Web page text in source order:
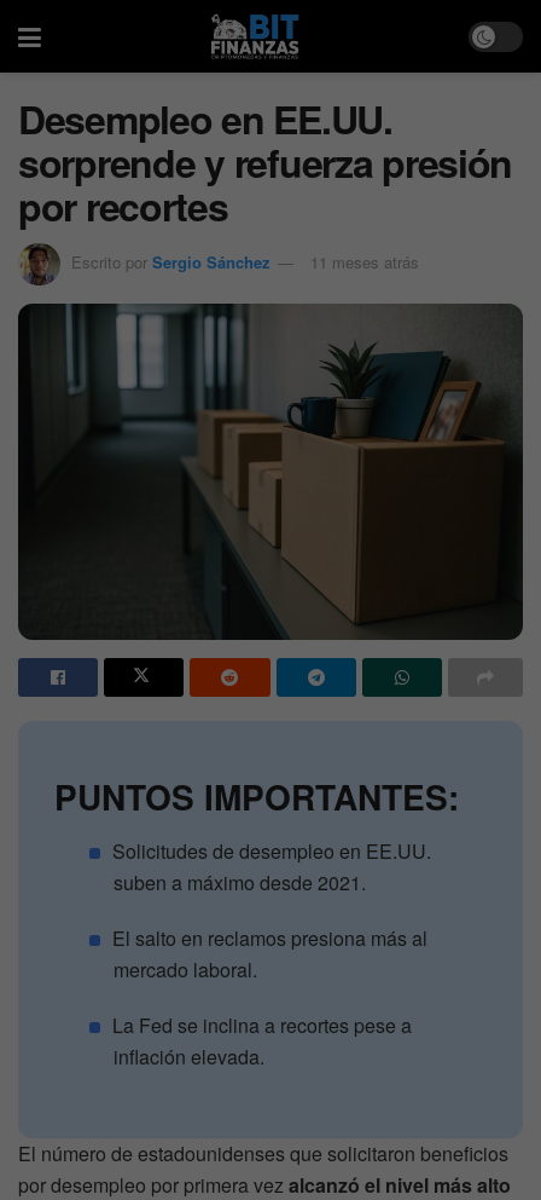
Desempleo en EE.UU.
sorprende y refuerza presión
por recortes
Escrito por Sergio Sánchez 11 meses atrás
PUNTOS IMPORTANTES:
Solicitudes de desempleo en EE.UU.
suben a máximo desde 2021.
El salto en reclamos presiona más al
mercado laboral.
La Fed se inclina a recortes pese a
inflación elevada.
El número de estadounidenses que solicitaron beneficios
por desempleo por primera vezalcanzó el nivel más alto